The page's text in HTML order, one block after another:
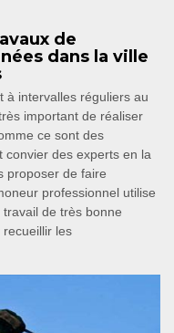
de
dans la ville
à intervalles réguliers au
important de réaliser
ce sont des
convier des experts en la
proposer de faire
professionnel utilise
de très bonne
les